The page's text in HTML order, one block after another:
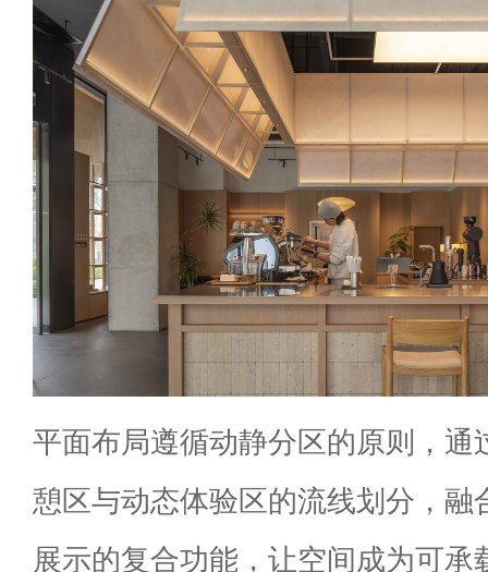
平面布局遵循动静分区的原则，通
憩区与动态体验区的流线划分，融
展示的复合功能，让空间成为可承